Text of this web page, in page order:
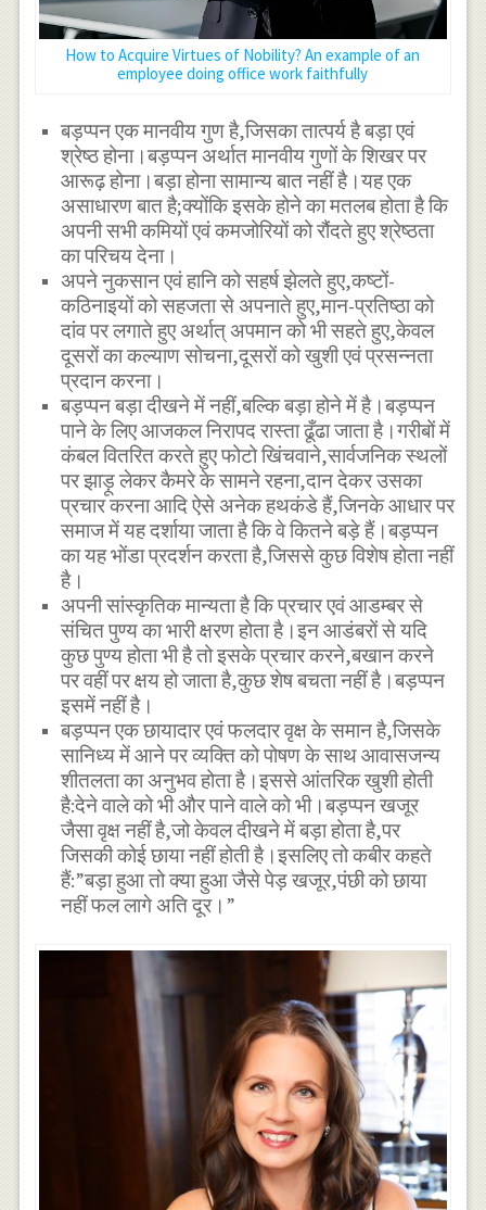
How to Acquire Virtues of Nobility? An example of an
employee doing office work faithfully
बड़प्पन एक मानवीय गुण है,जिसका तात्पर्य है बड़ा एवं
श्रेष्ठ होना।बड़प्पन अर्थात मानवीय गुणों के शिखर पर
आरूढ़ होना।बड़ा होना सामान्य बात नहीं है।यह एक
असाधारण बात है;क्योंकि इसके होने का मतलब होता है कि
अपनी सभी कमियों एवं कमजोरियों को रौंदते हुए श्रेष्ठता
का परिचय देना।
अपने नुकसान एवं हानि को सहर्ष झेलते हुए,कष्टों-
कठिनाइयों को सहजता से अपनाते हुए,मान-प्रतिष्ठा को
दांव पर लगाते हुए अर्थात् अपमान को भी सहते हुए,केवल
दूसरों का कल्याण सोचना,दूसरों को खुशी एवं प्रसन्नता
प्रदान करना।
बड़प्पन बड़ा दीखने में नहीं,बल्कि बड़ा होने में है।बड़प्पन
पाने के लिए आजकल निरापद रास्ता ढूँढा जाता है।गरीबों में
कंबल वितरित करते हुए फोटो खिंचवाने,सार्वजनिक स्थलों
पर झाड़ू लेकर कैमरे के सामने रहना,दान देकर उसका
प्रचार करना आदि ऐसे अनेक हथकंडे हैं,जिनके आधार पर
समाज में यह दर्शाया जाता है कि वे कितने बड़े हैं।बड़प्पन
का यह भोंडा प्रदर्शन करता है,जिससे कुछ विशेष होता नहीं
है।
अपनी सांस्कृतिक मान्यता है कि प्रचार एवं आडम्बर से
संचित पुण्य का भारी क्षरण होता है।इन आडंबरों से यदि
कुछ पुण्य होता भी है तो इसके प्रचार करने,बखान करने
पर वहीं पर क्षय हो जाता है,कुछ शेष बचता नहीं है।बड़प्पन
इसमें नहीं है।
बड़प्पन एक छायादार एवं फलदार वृक्ष के समान है,जिसके
सानिध्य में आने पर व्यक्ति को पोषण के साथ आवासजन्य
शीतलता का अनुभव होता है।इससे आंतरिक खुशी होती
है:देने वाले को भी और पाने वाले को भी।बड़प्पन खजूर
जैसा वृक्ष नहीं है,जो केवल दीखने में बड़ा होता है,पर
जिसकी कोई छाया नहीं होती है।इसलिए तो कबीर कहते
हैं:”बड़ा हुआ तो क्या हुआ जैसे पेड़ खजूर,पंछी को छाया
नहीं फल लागे अति दूर।”